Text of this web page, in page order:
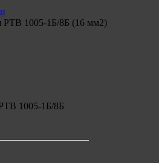
РТВ 1005-1Б/8Б (16 мм2)
РТВ 1005-1Б/8Б